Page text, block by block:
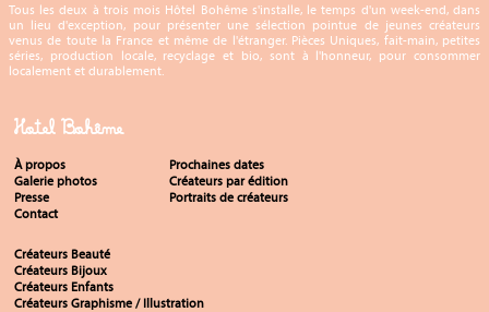
Tous les deux à trois mois Hôtel Bohême s'installe, le temps d'un week-end, dans
un lieu d'exception, pour présenter une sélection pointue de jeunes créateurs
venus de toute la France et même de l'étranger. Pièces Uniques, fait-main, petites
séries, production locale, recyclage et bio, sont à l'honneur, pour consommer
localement et durablement.
Hotel Bohême
À propos
Prochaines dates
Galerie photos
Créateurs par édition
Presse
Portraits de créateurs
Contact
Créateurs Beauté
Créateurs Bijoux
Créateurs Enfants
Créateurs Graphisme / Illustration